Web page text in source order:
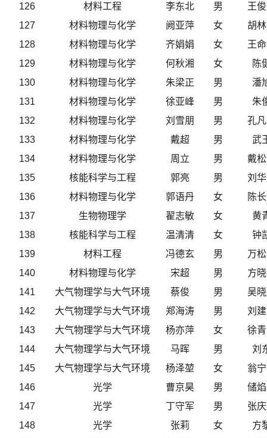
126
材料工程 李东北 男
王
127
材料物理与化学 阙亚萍 女
胡
128
材料物理与化学 齐娟娟 女
王
129
材料物理与化学 何秋湘 女
陈
130
材料物理与化学 朱梁正 男
潘
131
材料物理与化学 徐亚峰 男
朱
132
材料物理与化学 刘雪朋 男
孔
133
材料物理与化学 戴超 男
武
134
材料物理与化学 周立 男
戴
135
核能科学与工程 郭亮 男
刘
136
材料物理与化学 郭语丹 女
陈
137
生物物理学 翟志敏 女
黄
138
核能科学与工程 温清清 女
钟
139
材料工程 冯德玄 男
万
140
材料物理与化学 宋超 男
方
141
大气物理学与大气环境 蔡俊 男
吴
142
大气物理学与大气环境 郑海涛 男
刘
143
大气物理学与大气环境 杨亦萍 女
徐
144
大气物理学与大气环境 马晖 男
刘
145
大气物理学与大气环境 杨泽堃 女
翁
146
光学 曹京昊 男
储
147
光学 丁守军 男
张
148
光学 张莉 女
方